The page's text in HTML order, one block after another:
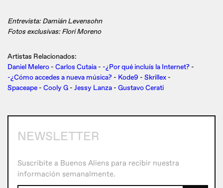
Entrevista: Damián Levensohn
Fotos exclusivas: Flori Moreno
Artistas Relacionados:
Daniel Melero - Carlos Cutaia - -¿Por qué incluís la Internet? -
-¿Cómo accedes a nueva música? - Kode9 - Skrillex -
Spaceape - Cooly G - Jessy Lanza - Gustavo Cerati
NEWSLETTER
Suscribite a Buenos Aliens para recibir nuestra
información semanalmente.